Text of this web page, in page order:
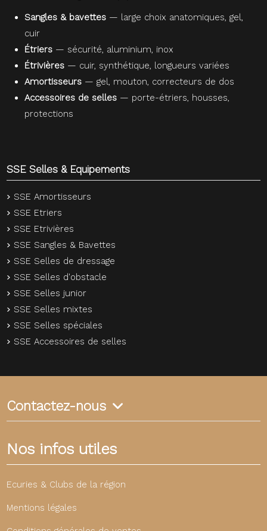
Sangles & bavettes — large choix anatomiques, gel,
cuir
Étriers — sécurité, aluminium, inox
Étrivières — cuir, synthétique, longueurs variées
Amortisseurs — gel, mouton, correcteurs de dos
Accessoires de selles — porte-étriers, housses,
protections
SSE Selles & Equipements
SSE Amortisseurs
SSE Etriers
SSE Etrivières
SSE Sangles & Bavettes
SSE Selles de dressage
SSE Selles d'obstacle
SSE Selles junior
SSE Selles mixtes
SSE Selles spéciales
SSE Accessoires de selles
Contactez-nous
Nos infos utiles
Ecuries & Clubs de la région
Mentions légales